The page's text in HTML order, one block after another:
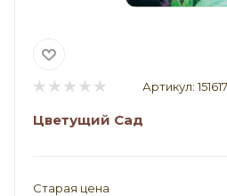
Артикул:
Цветущий Сад
Старая цена